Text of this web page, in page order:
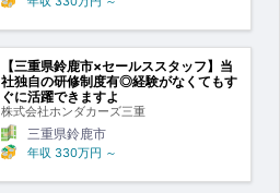
【三重県鈴鹿市×セールススタッフ】当
社独自の研修制度有◎経験がなくてもす
ぐに活躍できますよ
株式会社ホンダカーズ三重
三重県鈴鹿市
年収 330万円 ～